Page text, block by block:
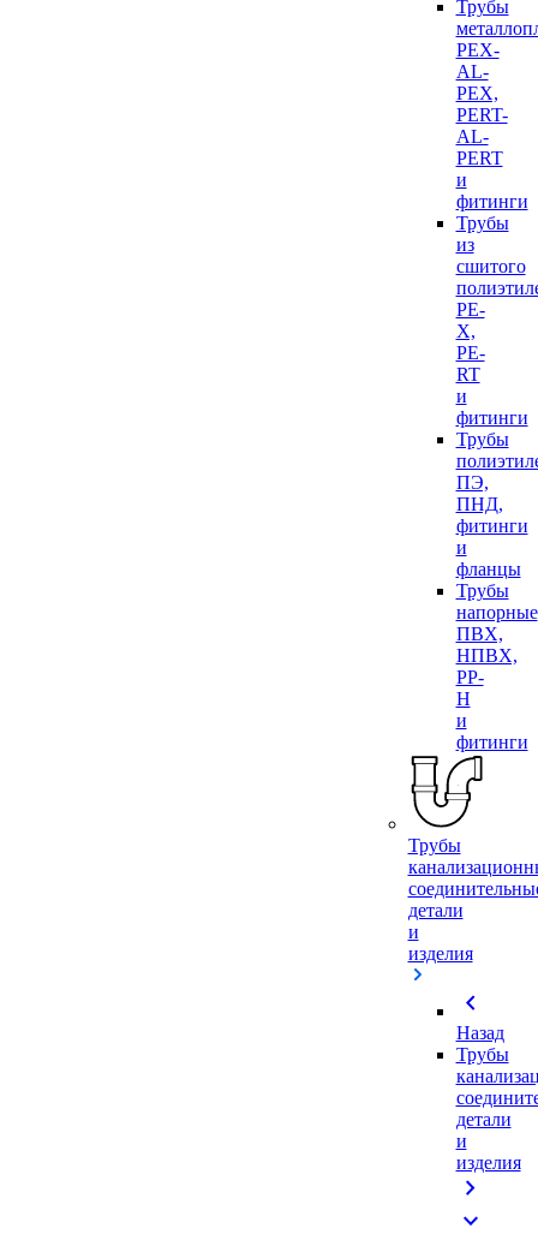
Трубы
PEX-
AL-
PEX,
PERT-
AL-
PERT
и
фитинги
Трубы
из
сшитого
PE-
X,
PE-
RT
и
фитинги
Трубы
ПЭ,
ПНД,
фитинги
и
фланцы
Трубы
напорные
ПВХ,
НПВХ,
PP-
H
и
фитинги
Трубы
детали
и
изделия
chevron_left
Назад
Трубы
детали
и
изделия
chevron_right
expand_more